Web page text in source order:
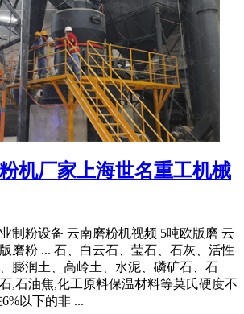
机厂家上海世名重工机械
制粉设备 云南磨粉机视频 5吨欧版磨 云
磨粉 ... 石、白云石、莹石、石灰、活性
膨润土、高岭土、水泥、磷矿石、石
,石油焦,化工原料保温材料等莫氏硬度不
以下的非 ...